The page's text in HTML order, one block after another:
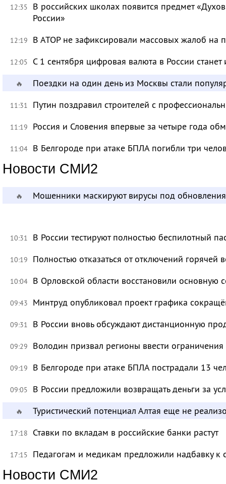
12:35
В российских школах появится предмет
России»
12:19 В АТОР не зафиксировали массовых жалоб на
12:05 С 1 сентября цифровая валюта в России
🔥 Поездки на один день из Москвы стали
11:31 Путин поздравил строителей с
11:19 Россия и Словения впервые за четыре года
11:04 В Белгороде при атаке БПЛА погибли три
Новости СМИ2
🔥 Мошенники маскируют вирусы под
10:31 В России тестируют полностью беспилотный
10:19 Полностью отказаться от отключений горячей
10:04 В Орловской области восстановили основную
09:43 Минтруд опубликовал проект графика
09:31 В России вновь обсуждают дистанционную
09:29 Володин призвал регионы ввести
09:19 В Белгороде при атаке БПЛА пострадали 13
09:05 В России предложили возвращать деньги за
🔥 Туристический потенциал Алтая еще не
17:18 Ставки по вкладам в российские банки растут
17:15 Педагогам и медикам предложили надбавку к
Новости СМИ2